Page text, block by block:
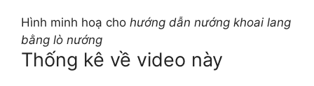
Hình minh hoạ cho hướng dẫn nướng khoai lang
bằng lò nướng
Thống kê về video này